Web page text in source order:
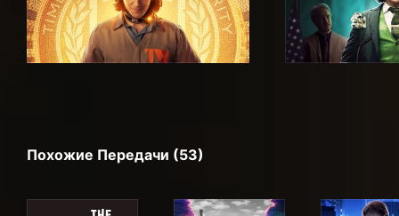
Похожие Передачи (53)